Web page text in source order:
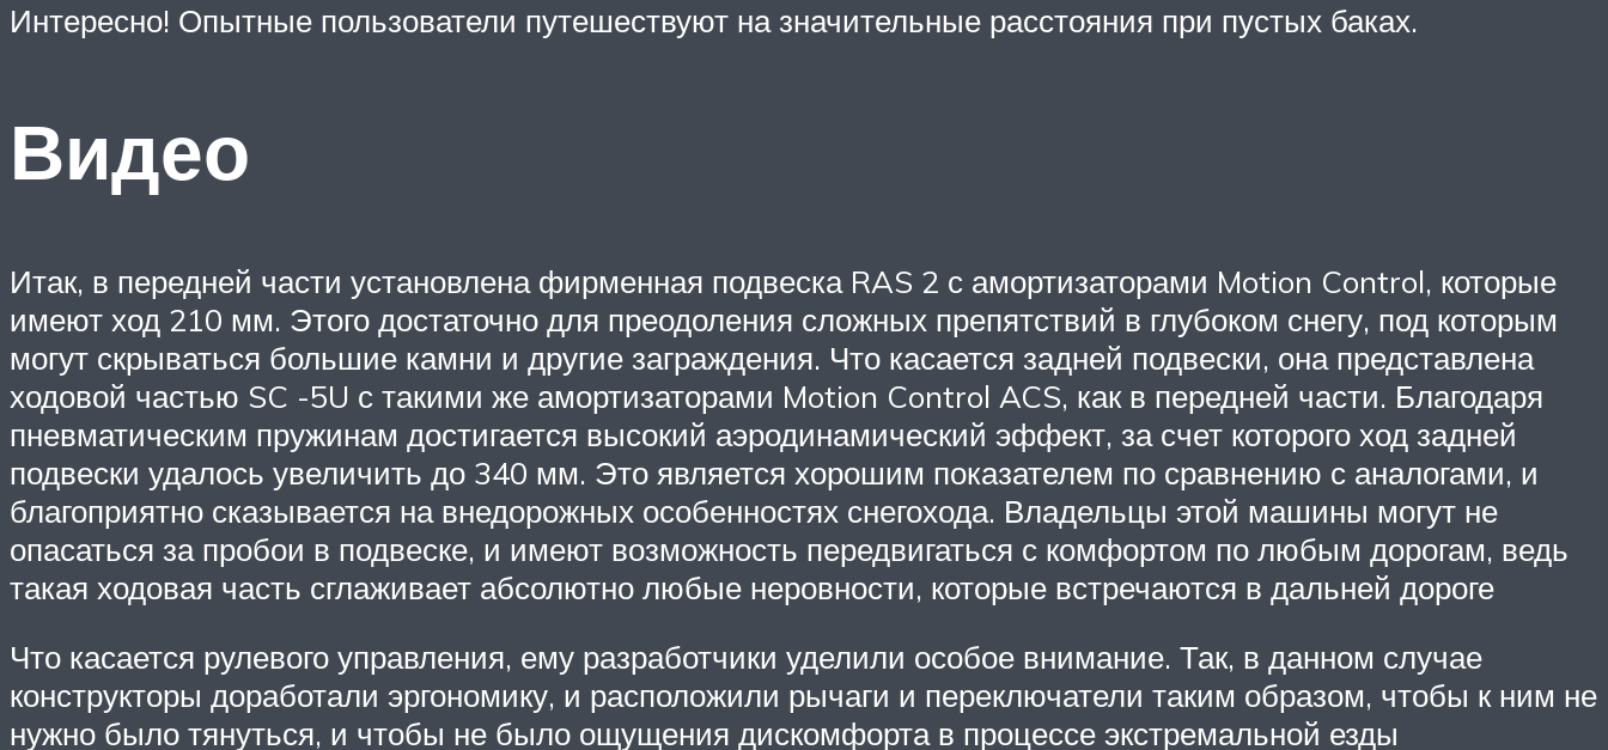
Интересно! Опытные пользователи путешествуют на значительные расстояния при пустых баках.
Видео
Итак, в передней части установлена фирменная подвеска RAS 2 с амортизаторами Motion Control, которые
имеют ход 210 мм. Этого достаточно для преодоления сложных препятствий в глубоком снегу, под которым
могут скрываться большие камни и другие заграждения. Что касается задней подвески, она представлена
ходовой частью SC -5U с такими же амортизаторами Motion Control ACS, как в передней части. Благодаря
пневматическим пружинам достигается высокий аэродинамический эффект, за счет которого ход задней
подвески удалось увеличить до 340 мм. Это является хорошим показателем по сравнению с аналогами, и
благоприятно сказывается на внедорожных особенностях снегохода. Владельцы этой машины могут не
опасаться за пробои в подвеске, и имеют возможность передвигаться с комфортом по любым дорогам, ведь
такая ходовая часть сглаживает абсолютно любые неровности, которые встречаются в дальней дороге
Что касается рулевого управления, ему разработчики уделили особое внимание. Так, в данном случае
конструкторы доработали эргономику, и расположили рычаги и переключатели таким образом, чтобы к ним не
нужно было тянуться, и чтобы не было ощущения дискомфорта в процессе экстремальной езды